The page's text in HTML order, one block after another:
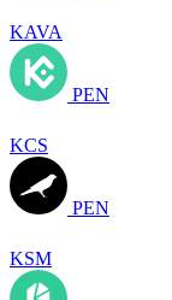
KAVA
PEN
KCS
PEN
KSM